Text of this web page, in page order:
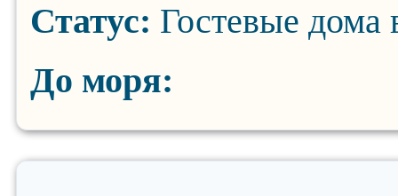
Статус: Гостевые дома
До моря: